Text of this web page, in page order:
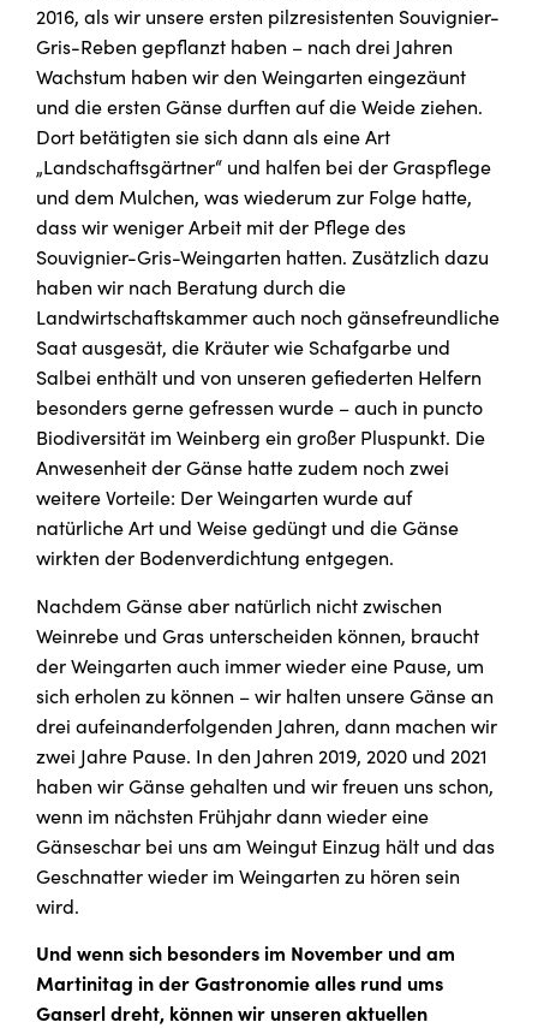
2016, als wir unsere ersten pilzresistenten Souvignier-
Gris-Reben gepflanzt haben – nach drei Jahren
Wachstum haben wir den Weingarten eingezäunt
und die ersten Gänse durften auf die Weide ziehen.
Dort betätigten sie sich dann als eine Art
„Landschaftsgärtner“ und halfen bei der Graspflege
und dem Mulchen, was wiederum zur Folge hatte,
dass wir weniger Arbeit mit der Pflege des
Souvignier-Gris-Weingarten hatten. Zusätzlich dazu
haben wir nach Beratung durch die
Landwirtschaftskammer auch noch gänsefreundliche
Saat ausgesät, die Kräuter wie Schafgarbe und
Salbei enthält und von unseren gefiederten Helfern
besonders gerne gefressen wurde – auch in puncto
Biodiversität im Weinberg ein großer Pluspunkt. Die
Anwesenheit der Gänse hatte zudem noch zwei
weitere Vorteile: Der Weingarten wurde auf
natürliche Art und Weise gedüngt und die Gänse
wirkten der Bodenverdichtung entgegen.
Nachdem Gänse aber natürlich nicht zwischen
Weinrebe und Gras unterscheiden können, braucht
der Weingarten auch immer wieder eine Pause, um
sich erholen zu können – wir halten unsere Gänse an
drei aufeinanderfolgenden Jahren, dann machen wir
zwei Jahre Pause. In den Jahren 2019, 2020 und 2021
haben wir Gänse gehalten und wir freuen uns schon,
wenn im nächsten Frühjahr dann wieder eine
Gänseschar bei uns am Weingut Einzug hält und das
Geschnatter wieder im Weingarten zu hören sein
wird.
Und wenn sich besonders im November und am
Martinitag in der Gastronomie alles rund ums
Ganserl dreht, können wir unseren aktuellen